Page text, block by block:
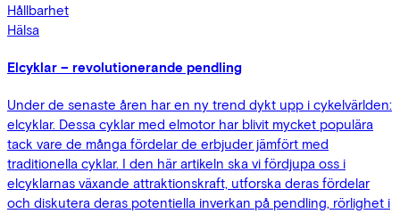
Hållbarhet
Hälsa
Elcyklar – revolutionerande pendling
Under de senaste åren har en ny trend dykt upp i cykelvärlden:
elcyklar. Dessa cyklar med elmotor har blivit mycket populära
tack vare de många fördelar de erbjuder jämfört med
traditionella cyklar. I den här artikeln ska vi fördjupa oss i
elcyklarnas växande attraktionskraft, utforska deras fördelar
och diskutera deras potentiella inverkan på pendling, rörlighet i